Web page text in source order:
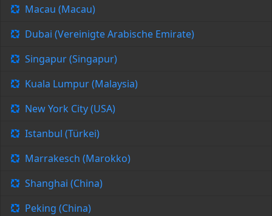
Macau (Macau)
Dubai (Vereinigte Arabische Emirate)
Singapur (Singapur)
Kuala Lumpur (Malaysia)
New York City (USA)
Istanbul (Türkei)
Marrakesch (Marokko)
Shanghai (China)
Peking (China)